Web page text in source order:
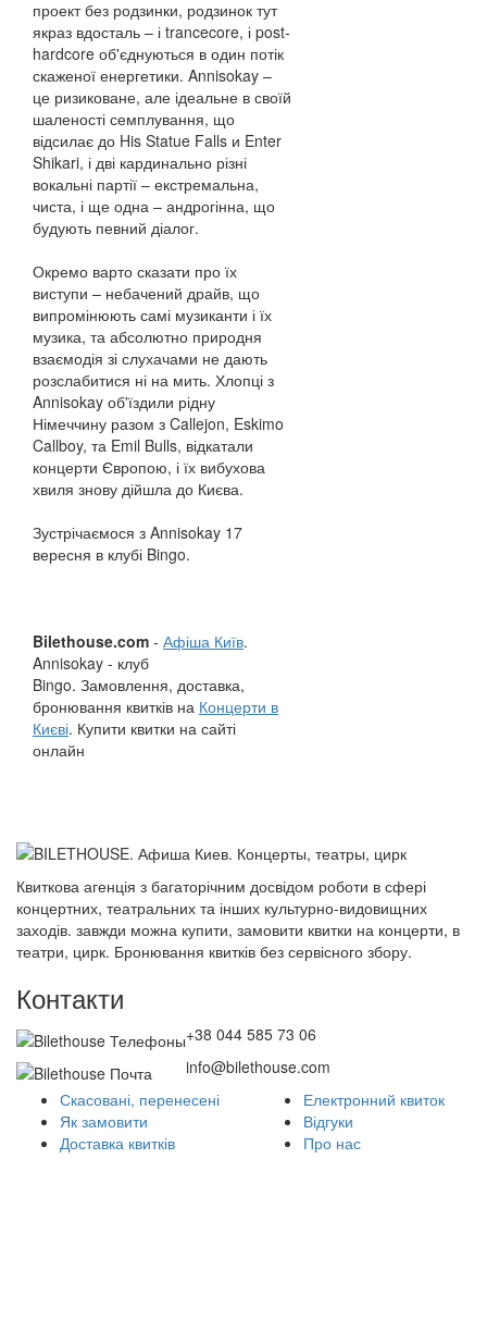
проект без родзинки, родзинок тут
якраз вдосталь – і trancecore, і post-
hardcore об'єднуються в один потік
скаженої енергетики. Annisokay –
це ризиковане, але ідеальне в своїй
шаленості семплування, що
відсилає до His Statue Falls и Enter
Shikari, і дві кардинально різні
вокальні партії – екстремальна,
чиста, і ще одна – андрогінна, що
будують певний діалог.
Окремо варто сказати про їх
виступи – небачений драйв, що
випромінюють самі музиканти і їх
музика, та абсолютно природня
взаємодія зі слухачами не дають
розслабитися ні на мить. Хлопці з
Annisokay об'їздили рідну
Німеччину разом з Callejon, Eskimo
Callboy, та Emil Bulls, відкатали
концерти Європою, і їх вибухова
хвиля знову дійшла до Києва.
Зустрічаємося з Annisokay 17
вересня в клубі Bingo.
Bilethouse.com - Афіша Київ.
Annisokay - клуб
Bingo. Замовлення, доставка,
бронювання квитків на Концерти в
Києві. Купити квитки на сайті
онлайн
Квиткова агенція з багаторічним досвідом роботи в сфері
концертних, театральних та інших культурно-видовищних
заходів. завжди можна купити, замовити квитки на концерти, в
театри, цирк. Бронювання квитків без сервісного збору.
Контакти
+38 044 585 73 06
info@bilethouse.com
Скасовані, перенесені
Як замовити
Доставка квитків
Електронний квиток
Відгуки
Про нас